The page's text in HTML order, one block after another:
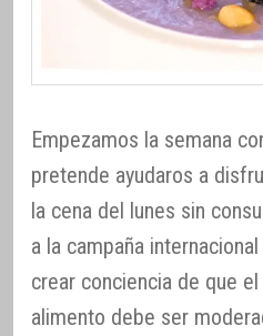
Empezamos la semana
pretende ayudaros a
la cena del lunes sin
a la campaña
crear conciencia de que
alimento debe ser